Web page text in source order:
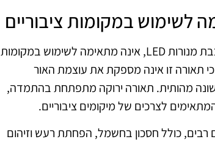
נראה כי רבים סבורים שתאורה ירוקה, במיוחד כזו המורכבת מנורות LED, אינה מתאימה לשימוש במקומות
כי תאורה זו אינה מספקת את עוצמת האור
מהותית. תאורה ירוקה מתפתחת בהתמדה,
לצרכים של מיקומים ציבוריים.
רבים, כולל חסכון בחשמל, הפחתת רעש וזיהום